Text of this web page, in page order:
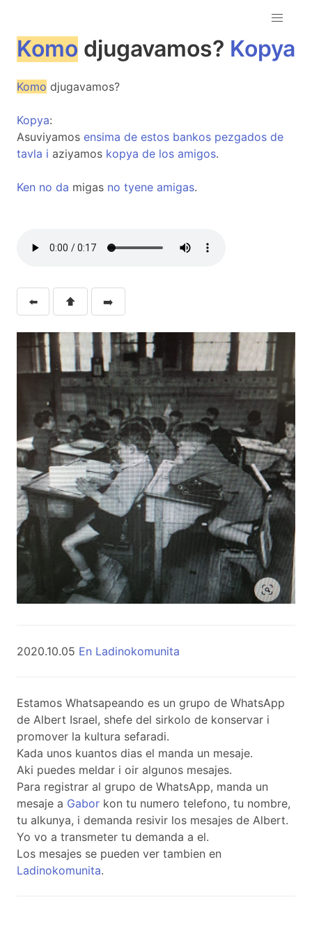
Komo djugavamos? Kopya
Komo djugavamos?
Kopya:
Asuviyamos ensima de estos bankos pezgados de
tavla i aziyamos kopya de los amigos.
Ken no da migas no tyene amigas.
⬅️ ⬆️ ➡️
2020.10.05 En Ladinokomunita
Estamos Whatsapeando es un grupo de WhatsApp
de Albert Israel, shefe del sirkolo de konservar i
promover la kultura sefaradi.
Kada unos kuantos dias el manda un mesaje.
Aki puedes meldar i oir algunos mesajes.
Para registrar al grupo de WhatsApp, manda un
mesaje a Gabor kon tu numero telefono, tu nombre,
tu alkunya, i demanda resivir los mesajes de Albert.
Yo vo a transmeter tu demanda a el.
Los mesajes se pueden ver tambien en
Ladinokomunita.